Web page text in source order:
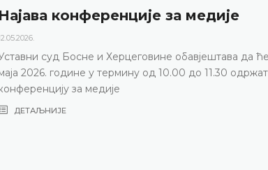
Међународна конференција о
будућности „тржишта идеја“ у
дигиталној ери
27.04.2026.
Судија Уставног суда Босне и Херцеговине проф. др
Лариса Велић и шефица Одјељења за уставносудску